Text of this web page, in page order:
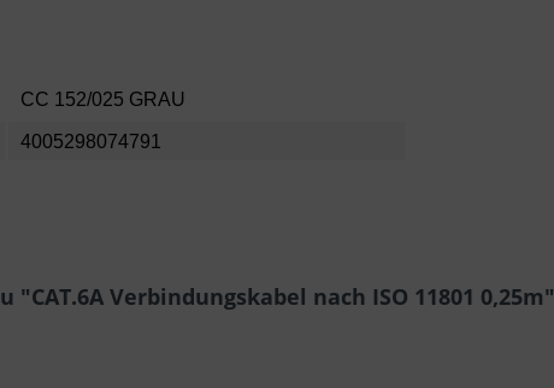
CC 152/025 GRAU
4005298074791
Verbindungskabel nach ISO 11801 0,25m"